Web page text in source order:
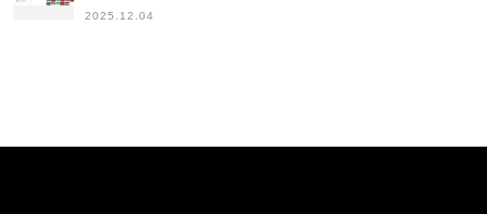
すべきポイント
2025.12.04